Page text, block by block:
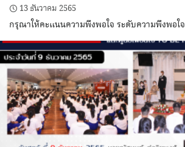
13 ธันวาคม 2565
กรุณาให้คะแนนความพึงพอใจ ระดับความพึงพอใจ